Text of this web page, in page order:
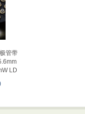
管带
LD